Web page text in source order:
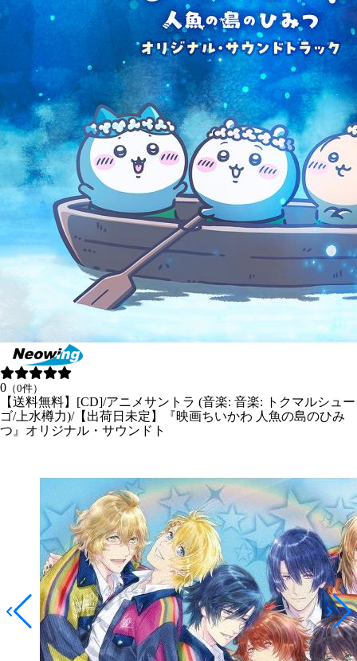
0 （0件）
【送料無料】[CD]/アニメサントラ (音楽: 音楽: トクマルシュー
ゴ/上水樽力)/【出荷日未定】『映画ちいかわ 人魚の島のひみ
つ』オリジナル・サウンドト